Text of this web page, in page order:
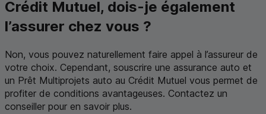
Crédit Mutuel, dois-je également
l’assurer chez vous ?
Non, vous pouvez naturellement faire appel à l’assureur de
votre choix. Cependant, souscrire une assurance auto et
un Prêt Multiprojets auto au Crédit Mutuel vous permet de
profiter de conditions avantageuses. Contactez un
conseiller pour en savoir plus.